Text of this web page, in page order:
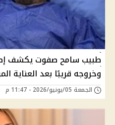
طبيب سامح صفوت يكشف
وخروجه قريبًا بعد العناية
الجمعة 05/يونيو/2026 - 11:47 م